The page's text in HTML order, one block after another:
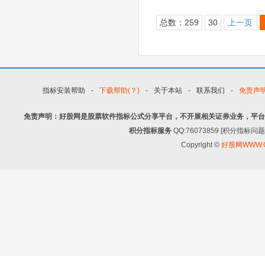
总数：259 30 上一页
指标安装帮助 - 下载帮助(？) - 关于本站 - 联系我们 - 免责声
免责声明：好股网是股票软件指标公式分享平台，不开展相关证券业务，平
积分指标服务 QQ:76073859 [积分指标问
Copyright © 好股网